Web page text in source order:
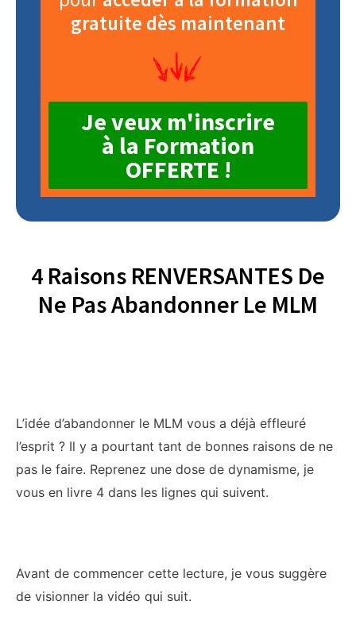
gratuite dès maintenant
Je veux m'inscrire
à la Formation
OFFERTE !
4 Raisons RENVERSANTES De
Ne Pas Abandonner Le MLM
L’idée d’abandonner le MLM vous a déjà effleuré
l’esprit ? Il y a pourtant tant de bonnes raisons de ne
pas le faire. Reprenez une dose de dynamisme, je
vous en livre 4 dans les lignes qui suivent.
Avant de commencer cette lecture, je vous suggère
de visionner la vidéo qui suit.